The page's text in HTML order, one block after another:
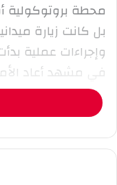
محطة بروتوكولية
بل كانت زيارة
وإجراءات عملية
في مشهد أعاد
الجامعي.
الإدارة وأعضاء
السكني المخصص